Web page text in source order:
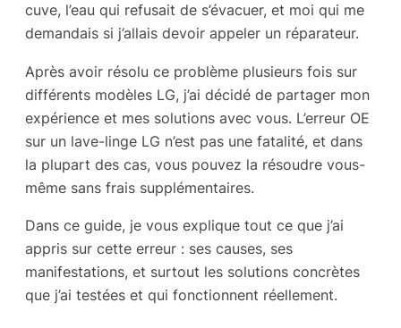
cuve, l’eau qui refusait de s’évacuer, et moi qui me
demandais si j’allais devoir appeler un réparateur.
Après avoir résolu ce problème plusieurs fois sur
différents modèles LG, j’ai décidé de partager mon
expérience et mes solutions avec vous. L’erreur OE
sur un lave-linge LG n’est pas une fatalité, et dans
la plupart des cas, vous pouvez la résoudre vous-
même sans frais supplémentaires.
Dans ce guide, je vous explique tout ce que j’ai
appris sur cette erreur : ses causes, ses
manifestations, et surtout les solutions concrètes
que j’ai testées et qui fonctionnent réellement.